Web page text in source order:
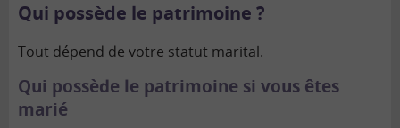
Qui possède le patrimoine ?
Tout dépend de votre statut marital.
Qui possède le patrimoine si vous êtes
marié